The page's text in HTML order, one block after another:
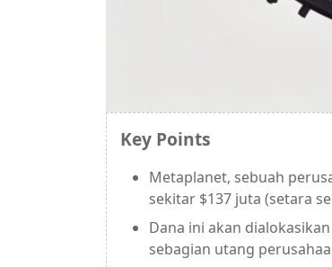
Key Points
Metaplanet, sebuah
sekitar $137 juta (setara
Dana ini akan
sebagian utang